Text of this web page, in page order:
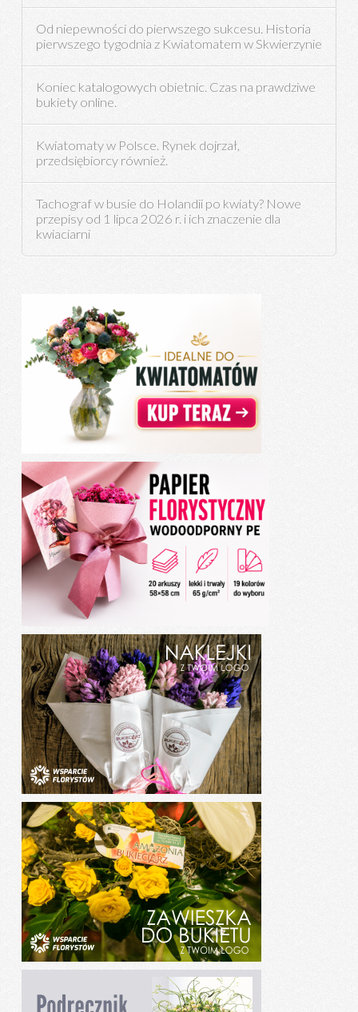
Od niepewności do pierwszego sukcesu. Historia
pierwszego tygodnia z Kwiatomatem w Skwierzynie
Koniec katalogowych obietnic. Czas na prawdziwe
bukiety online.
Kwiatomaty w Polsce. Rynek dojrzał,
przedsiębiorcy również.
Tachograf w busie do Holandii po kwiaty? Nowe
przepisy od 1 lipca 2026 r. i ich znaczenie dla
kwiaciarni